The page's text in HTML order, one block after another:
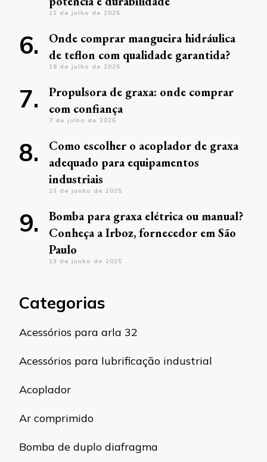
22 de julho de 2025
Onde comprar mangueira hidráulica
de teflon com qualidade garantida?
18 de julho de 2025
Propulsora de graxa: onde comprar
com confiança
7 de julho de 2025
Como escolher o acoplador de graxa
adequado para equipamentos
industriais
23 de junho de 2025
Bomba para graxa elétrica ou manual?
Conheça a Irboz, fornecedor em São
Paulo
13 de junho de 2025
Categorias
Acessórios para arla 32
Acessórios para lubrificação industrial
Acoplador
Ar comprimido
Bomba de duplo diafragma